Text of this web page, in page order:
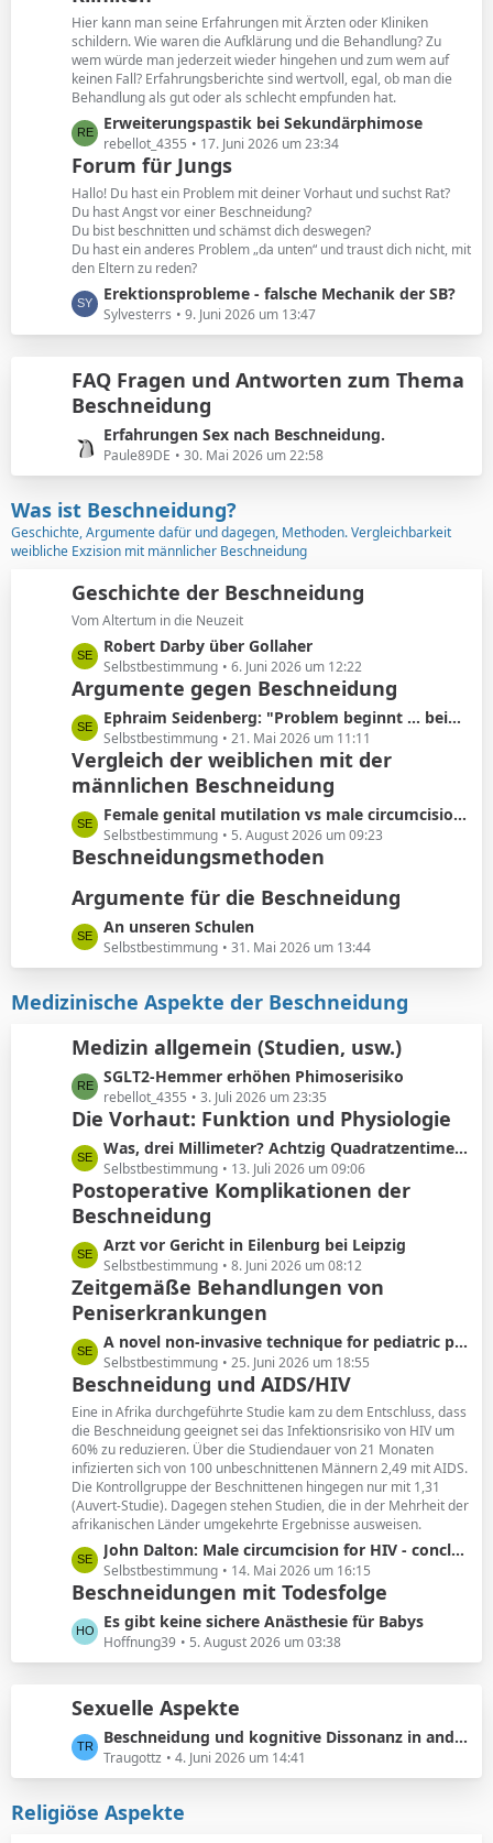
e
t
e
B
e
i
t
r
ä
g
e
Hier kann man seine Erfahrungen mit Ärzten oder Kliniken
schildern. Wie waren die Aufklärung und die Behandlung? Zu
wem würde man jederzeit wieder hingehen und zum wem auf
keinen Fall? Erfahrungsberichte sind wertvoll, egal, ob man die
Behandlung als gut oder als schlecht empfunden hat.
L
e
t
z
t
e
B
e
i
t
g
e
Erweiterungspastik bei Sekundärphimose
rebellot_4355 17. Juni 2026 um 23:34
Forum für Jungs
Hallo! Du hast ein Problem mit deiner Vorhaut und suchst Rat?
Du hast Angst vor einer Beschneidung?
Du bist beschnitten und schämst dich deswegen?
Du hast ein anderes Problem „da unten“ und traust dich nicht, mit
den Eltern zu reden?
L
e
t
t
e
e
r
ä
g
Erektionsprobleme - falsche Mechanik der SB?
Sylvesterrs 9. Juni 2026 um 13:47
FAQ Fragen und Antworten zum Thema
Beschneidung
L
e
t
z
t
e
e
i
t
r
ä
g
e
Erfahrungen Sex nach Beschneidung.
Paule89DE 30. Mai 2026 um 22:58
Was ist Beschneidung?
Geschichte, Argumente dafür und dagegen, Methoden. Vergleichbarkeit
weibliche Exzision mit männlicher Beschneidung
Geschichte der Beschneidung
Vom Altertum in die Neuzeit
L
e
t
z
t
e
B
e
i
r
ä
g
e
Robert Darby über Gollaher
Selbstbestimmung 6. Juni 2026 um 12:22
Argumente gegen Beschneidung
L
e
t
z
e
B
e
i
r
e
Ephraim Seidenberg: "Problem beginnt ... beim Abschneiden der Vorhaut"
Selbstbestimmung 21. Mai 2026 um 11:11
Vergleich der weiblichen mit der
männlichen Beschneidung
L
e
t
t
e
B
e
i
t
ä
g
e
Female genital mutilation vs male circumcision: Understanding the differences
Selbstbestimmung 5. August 2026 um 09:23
Beschneidungsmethoden
Argumente für die Beschneidung
L
e
t
z
t
e
B
e
i
t
r
ä
g
e
An unseren Schulen
Selbstbestimmung 31. Mai 2026 um 13:44
Medizinische Aspekte der Beschneidung
Medizin allgemein (Studien, usw.)
L
e
t
z
t
e
B
e
i
r
ä
g
e
SGLT2-Hemmer erhöhen Phimoserisiko
rebellot_4355 3. Juli 2026 um 23:35
Die Vorhaut: Funktion und Physiologie
L
e
t
z
e
B
e
i
t
r
ä
g
e
Was, drei Millimeter? Achtzig Quadratzentimeter!
Selbstbestimmung 13. Juli 2026 um 09:06
Postoperative Komplikationen der
Beschneidung
L
e
t
z
e
B
e
i
t
r
ä
g
e
Arzt vor Gericht in Eilenburg bei Leipzig
Selbstbestimmung 8. Juni 2026 um 08:12
Zeitgemäße Behandlungen von
Peniserkrankungen
L
e
t
z
t
e
B
e
i
r
ä
g
e
A novel non-invasive technique for pediatric phimosis treatment
Selbstbestimmung 25. Juni 2026 um 18:55
Beschneidung und AIDS/HIV
Eine in Afrika durchgeführte Studie kam zu dem Entschluss, dass
die Beschneidung geeignet sei das Infektionsrisiko von HIV um
60% zu reduzieren. Über die Studiendauer von 21 Monaten
infizierten sich von 100 unbeschnittenen Männern 2,49 mit AIDS.
Die Kontrollgruppe der Beschnittenen hingegen nur mit 1,31
(Auvert-Studie). Dagegen stehen Studien, die in der Mehrheit der
afrikanischen Länder umgekehrte Ergebnisse ausweisen.
L
e
t
z
t
e
e
t
g
John Dalton: Male circumcision for HIV - conclusions sensitive to assumptions
Selbstbestimmung 14. Mai 2026 um 16:15
Beschneidungen mit Todesfolge
L
e
t
t
e
B
e
t
Es gibt keine sichere Anästhesie für Babys
Hoffnung39 5. August 2026 um 03:38
Sexuelle Aspekte
L
e
t
z
t
Beschneidung und kognitive Dissonanz in anderen Foren
Traugottz 4. Juni 2026 um 14:41
Religiöse Aspekte